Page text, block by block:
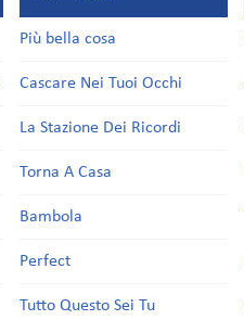
Più bella cosa
Cascare Nei Tuoi Occhi
La Stazione Dei Ricordi
Torna A Casa
Bambola
Perfect
Tutto Questo Sei Tu